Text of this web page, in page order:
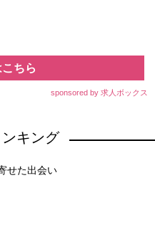
ちら
sponsored by 求人ボックス
キング
せた出会い